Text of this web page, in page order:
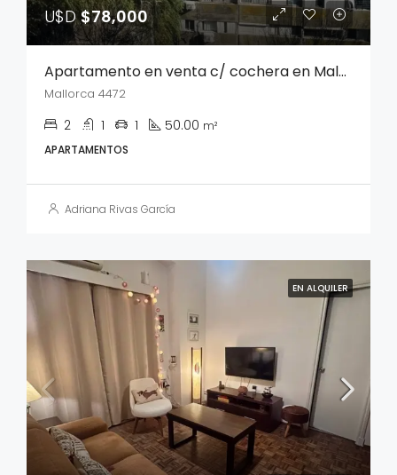
U$D$78,000
Apartamento en venta c/ cochera en Malvin Norte
Mallorca 4472
2 1 1 50.00 m²
APARTAMENTOS
Adriana Rivas García
EN ALQUILER